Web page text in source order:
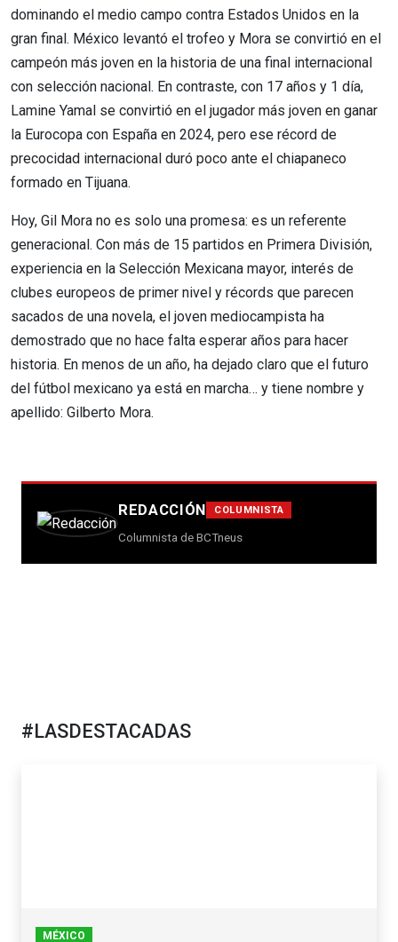
dominando el medio campo contra Estados Unidos en la
gran final. México levantó el trofeo y Mora se convirtió en el
campeón más joven en la historia de una final internacional
con selección nacional. En contraste, con 17 años y 1 día,
Lamine Yamal se convirtió en el jugador más joven en ganar
la Eurocopa con España en 2024, pero ese récord de
precocidad internacional duró poco ante el chiapaneco
formado en Tijuana.
Hoy, Gil Mora no es solo una promesa: es un referente
generacional. Con más de 15 partidos en Primera División,
experiencia en la Selección Mexicana mayor, interés de
clubes europeos de primer nivel y récords que parecen
sacados de una novela, el joven mediocampista ha
demostrado que no hace falta esperar años para hacer
historia. En menos de un año, ha dejado claro que el futuro
del fútbol mexicano ya está en marcha… y tiene nombre y
apellido: Gilberto Mora.
REDACCIÓN COLUMNISTA
Columnista de BCTneus
#LASDESTACADAS
MÉXICO